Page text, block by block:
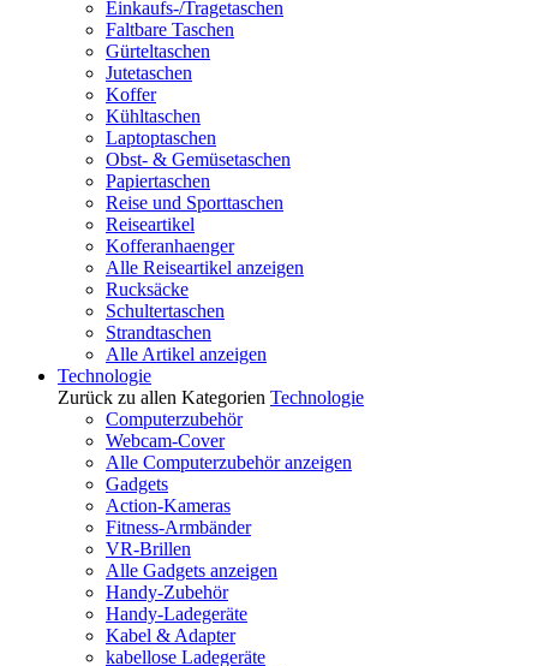
Einkaufs-/Tragetaschen
Faltbare Taschen
Gürteltaschen
Jutetaschen
Koffer
Kühltaschen
Laptoptaschen
Obst- & Gemüsetaschen
Papiertaschen
Reise und Sporttaschen
Reiseartikel
Kofferanhaenger
Alle Reiseartikel anzeigen
Rucksäcke
Schultertaschen
Strandtaschen
Alle Artikel anzeigen
Technologie
Zurück zu allen Kategorien Technologie
Computerzubehör
Webcam-Cover
Alle Computerzubehör anzeigen
Gadgets
Action-Kameras
Fitness-Armbänder
VR-Brillen
Alle Gadgets anzeigen
Handy-Zubehör
Handy-Ladegeräte
Kabel & Adapter
kabellose Ladegeräte